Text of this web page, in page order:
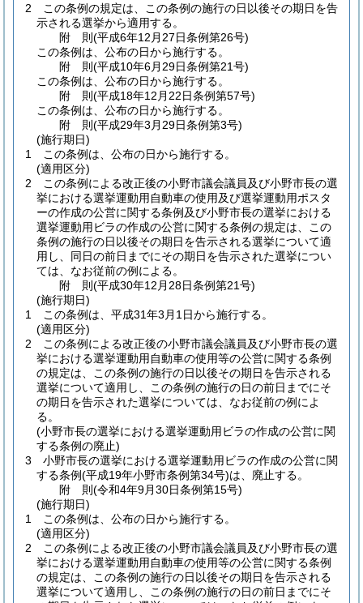
2
この条例の規定は、この条例の施行の日以後その期日を告
示される選挙から適用する。
附 則(平成6年12月27日条例第26号)
この条例は、公布の日から施行する。
附 則(平成10年6月29日条例第21号)
この条例は、公布の日から施行する。
附 則(平成18年12月22日条例第57号)
この条例は、公布の日から施行する。
附 則(平成29年3月29日条例第3号)
(施行期日)
1
この条例は、公布の日から施行する。
(適用区分)
2
この条例による改正後の小野市議会議員及び小野市長の選
挙における選挙運動用自動車の使用及び選挙運動用ポスタ
ーの作成の公営に関する条例及び小野市長の選挙における
選挙運動用ビラの作成の公営に関する条例の規定は、この
条例の施行の日以後その期日を告示される選挙について適
用し、同日の前日までにその期日を告示された選挙につい
ては、なお従前の例による。
附 則(平成30年12月28日条例第21号)
(施行期日)
1
この条例は、平成31年3月1日から施行する。
(適用区分)
2
この条例による改正後の小野市議会議員及び小野市長の選
挙における選挙運動用自動車の使用等の公営に関する条例
の規定は、この条例の施行の日以後その期日を告示される
選挙について適用し、この条例の施行の日の前日までにそ
の期日を告示された選挙については、なお従前の例によ
る。
(小野市長の選挙における選挙運動用ビラの作成の公営に関
する条例の廃止)
3
小野市長の選挙における選挙運動用ビラの作成の公営に関
する条例(平成19年小野市条例第34号)は、廃止する。
附 則(令和4年9月30日条例第15号)
(施行期日)
1
この条例は、公布の日から施行する。
(適用区分)
2
この条例による改正後の小野市議会議員及び小野市長の選
挙における選挙運動用自動車の使用等の公営に関する条例
の規定は、この条例の施行の日以後その期日を告示される
選挙について適用し、この条例の施行の日の前日までにそ